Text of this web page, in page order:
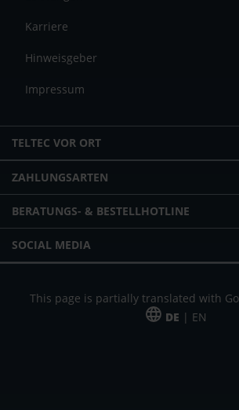
Karriere
Hinweisgeber
Impressum
TELTEC VOR ORT
ZAHLUNGSARTEN
BERATUNGS- & BESTELLHOTLINE
SOCIAL MEDIA
This page is partially translated with
DE | EN